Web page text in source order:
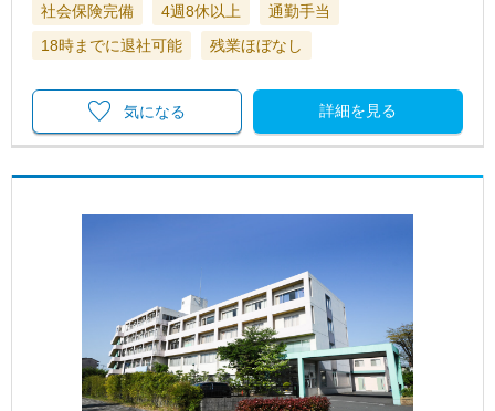
社会保険完備 4週8休以上
通勤手当
18時までに退社可能
残業ほぼなし
詳細を見る
気になる